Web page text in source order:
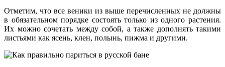
Отметим, что все веники из выше перечисленных не должны
в обязательном порядке состоять только из одного растения.
Их можно сочетать между собой, а также дополнять такими
листьями как ясень, клен, полынь, пижма и другими.